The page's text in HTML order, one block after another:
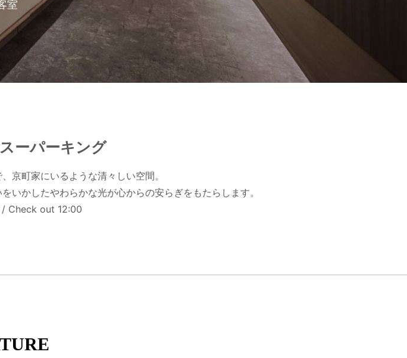
室
ーパーキング
京町家にいるような清々しい空間。
いかしたやわらかな光が心からの安らぎをもたらします。
Check out 12:00